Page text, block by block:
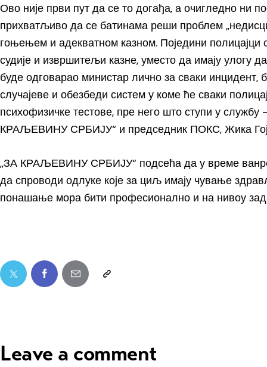
Ово није први пут да се то догађа, а очигледно ни
прихватљиво да се батинама реши проблем
гоњењем и адекватном казном. Поједини полицајци
судије и извршитељи казне, уместо да имају улогу
буде одговарао министар лично за сваки инцидент,
случајеве и обезбеди систем у коме ће сваки
психофизичке тестове, пре него што ступи у службу
КРАЉЕВИНУ СРБИЈУ“ и председник ПОКС, Жика
„ЗА КРАЉЕВИНУ СРБИЈУ“ подсећа да у време
да спроводи одлуке које за циљ имају чување
понашање мора бити професионално и на нивоу
Leave a comment